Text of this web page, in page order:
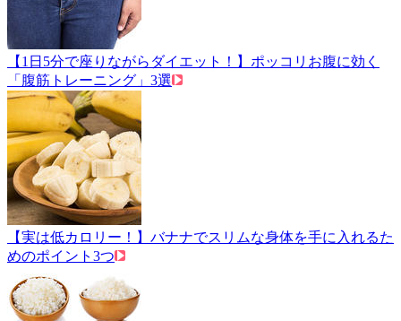
【1日5分で座りながらダイエット！】ポッコリお腹に効く
「腹筋トレーニング」3選
【実は低カロリー！】バナナでスリムな身体を手に入れるた
めのポイント3つ